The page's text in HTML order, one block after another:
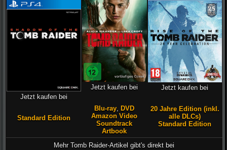
Jetzt kaufen bei
Standard Edition
Jetzt kaufen bei
Blu-ray
DVD
Amazon Video
Soundtrack
Artbook
Jetzt kaufen bei
20 Jahre Edition (inkl.
alle DLCs)
Standard Edition
Mehr Tomb Raider-Artikel gibt's direkt bei